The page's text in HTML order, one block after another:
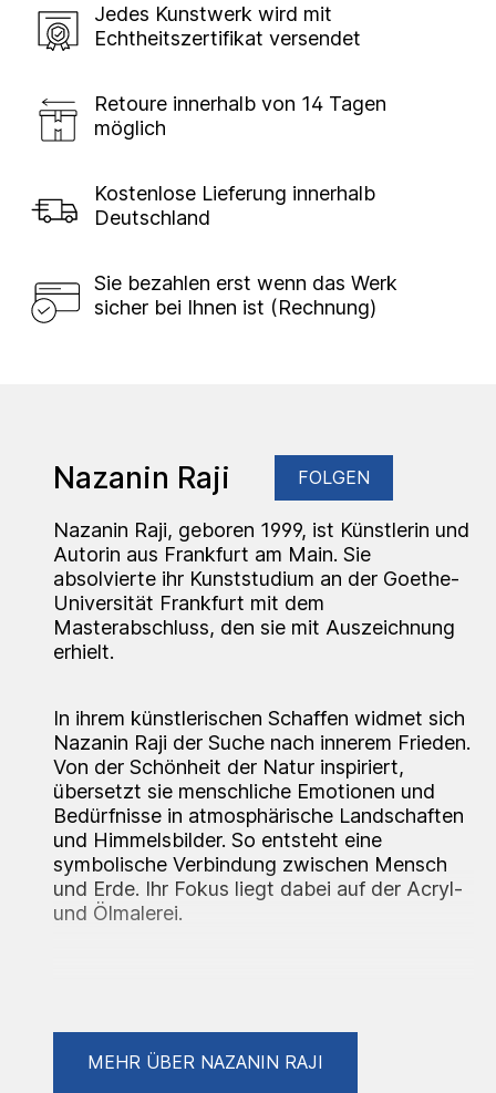
Jedes Kunstwerk wird mit
Echtheitszertifikat versendet
Retoure innerhalb von 14 Tagen
möglich
Kostenlose Lieferung innerhalb
Deutschland
Sie bezahlen erst wenn das Werk
sicher bei Ihnen ist (Rechnung)
Nazanin Raji FOLGEN
Nazanin Raji, geboren 1999, ist Künstlerin und
Autorin aus Frankfurt am Main. Sie
absolvierte ihr Kunststudium an der Goethe-
Universität Frankfurt mit dem
Masterabschluss, den sie mit Auszeichnung
erhielt.
In ihrem künstlerischen Schaffen widmet sich
Nazanin Raji der Suche nach innerem Frieden.
Von der Schönheit der Natur inspiriert,
übersetzt sie menschliche Emotionen und
Bedürfnisse in atmosphärische Landschaften
und Himmelsbilder. So entsteht eine
symbolische Verbindung zwischen Mensch
und Erde. Ihr Fokus liegt dabei auf der Acryl-
und Ölmalerei.
2025: Top 30 "Young Storyteller Award"
2024/2025: 2. Deutschlandstipendium
MEHR ÜBER NAZANIN RAJI